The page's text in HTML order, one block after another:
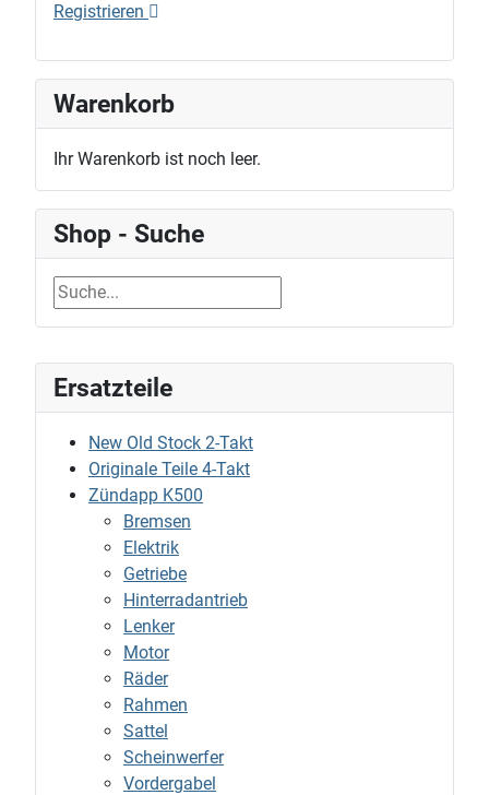
Ersatzteile
New Old Stock 2-Takt
Originale Teile 4-Takt
Zündapp K500
Bremsen
Elektrik
Getriebe
Hinterradantrieb
Lenker
Motor
Räder
Rahmen
Sattel
Scheinwerfer
Vordergabel
Registrieren
Warenkorb
Ihr Warenkorb ist noch leer.
Shop - Suche